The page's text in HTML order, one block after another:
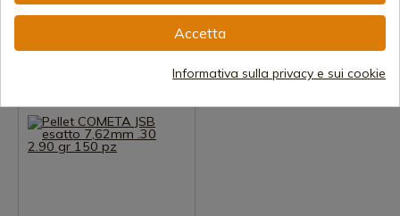
Cometa pallini Exact Heavy da
Pallini da competizione JSB
COMETA Exact 4.52MM
Spedizione in 7-15 giorni
15,26 €
Accetta
Informativa sulla privacy e sui cookie